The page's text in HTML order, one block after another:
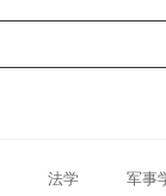
法学 军事